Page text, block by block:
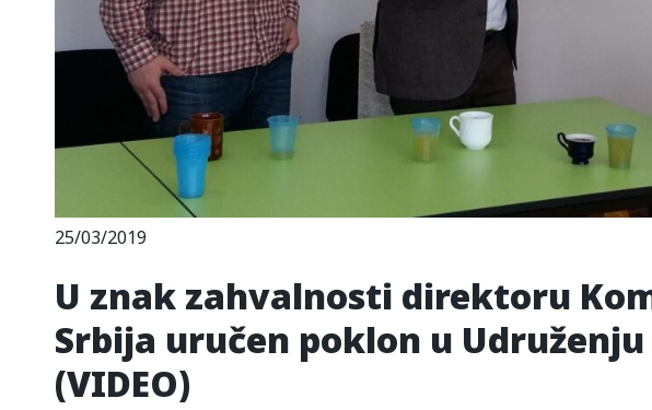
25/03/2019
U znak zahvalnosti direktoru
Srbija uručen poklon u Udruženju
(VIDEO)